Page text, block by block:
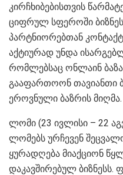
კირჩხიბებისთვის
ციფრულ სფეროში
პარტნიორებთან
აქტიურად უნდა
რომლებსაც ონლაინ
გააფართოონ თავიანთი
ეროვნული ბაზრის მიღმა.
ლომი (23 ივლისი – 22
ლომებს ურჩევენ
ყურადღება მიაქციონ
დაკავშირებულ ბიზნესს.